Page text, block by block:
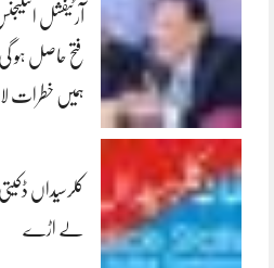
آرٹیفشل
ہمیں خطرات
لے اڑے